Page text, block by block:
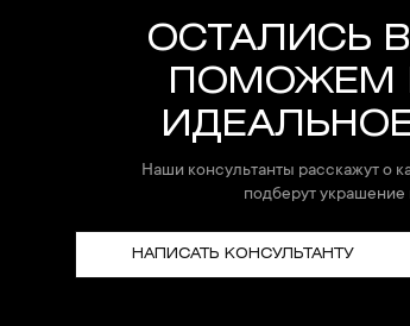
ОСТАЛИСЬ
ПОМОЖЕМ
Наши консультанты расскажут о
подберут украшение
НАПИСАТЬ КОНСУЛЬТАНТУ